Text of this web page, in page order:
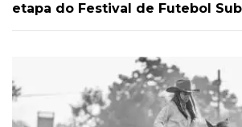
etapa do Festival de Futebol Sub-